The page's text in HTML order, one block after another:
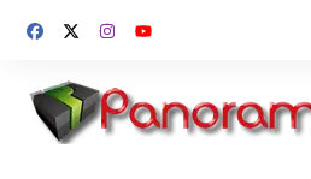
para
conteúdo